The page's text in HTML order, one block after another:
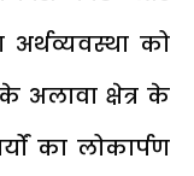
को
अलावा क्षेत्र के
का लोकार्पण